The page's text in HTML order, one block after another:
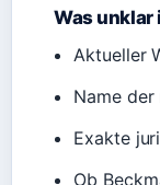
Was unklar
Aktueller
Name der
Exakte
Ob